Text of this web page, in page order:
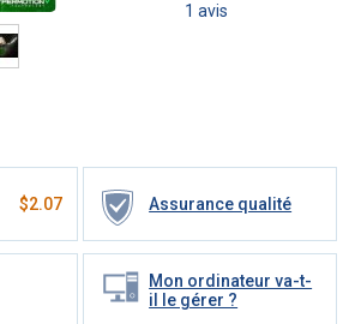
$2.07 Assurance qualité
Mon ordinateur va-t-
il le gérer ?
1 avis